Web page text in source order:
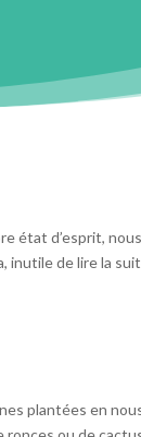
état d’esprit,
inutile de lire la
plantées en